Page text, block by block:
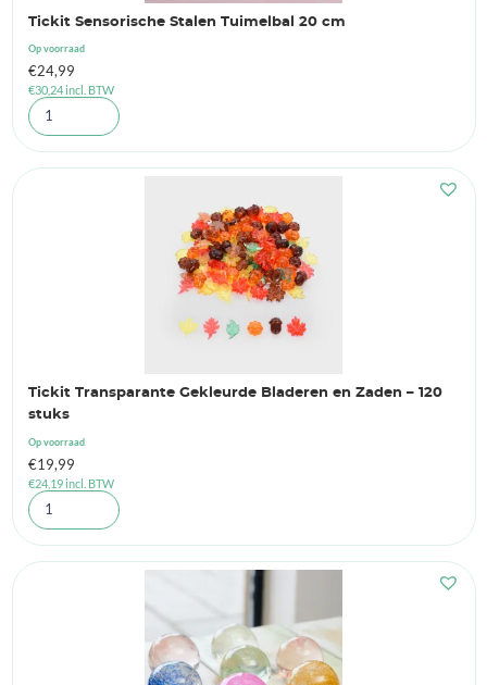
Tickit Sensorische Stalen Tuimelbal 20 cm
Op voorraad
€24,99
€30,24incl. BTW
Tickit Transparante Gekleurde Bladeren en Zaden – 120
stuks
Op voorraad
€19,99
€24,19incl. BTW